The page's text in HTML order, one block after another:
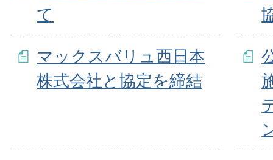
て
マックスバリュ西日本
株式会社と協定を締結